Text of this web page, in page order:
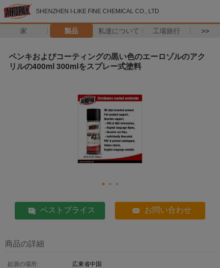
SHENZHEN I-LIKE FINE CHEMICAL CO., LTD
家 製品 私達について 工場旅行 >>
ペンキおよびコーティングの黒い色のエーロゾルのアク
リルの400ml 300mlをスプレー式塗料
ベストプライス お問い合わせ
商品の詳細
起源の場所:
広東省中国